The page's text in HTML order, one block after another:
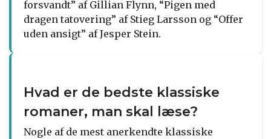
forsvandt” af Gillian Flynn, “Pigen med
dragen tatovering” af Stieg Larsson og “Offer
uden ansigt” af Jesper Stein.
Hvad er de bedste klassiske
romaner, man skal læse?
Nogle af de mest anerkendte klassiske